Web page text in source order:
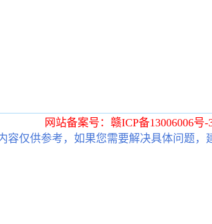
网站备案号：赣ICP备13006006号-
容仅供参考，如果您需要解决具体问题，